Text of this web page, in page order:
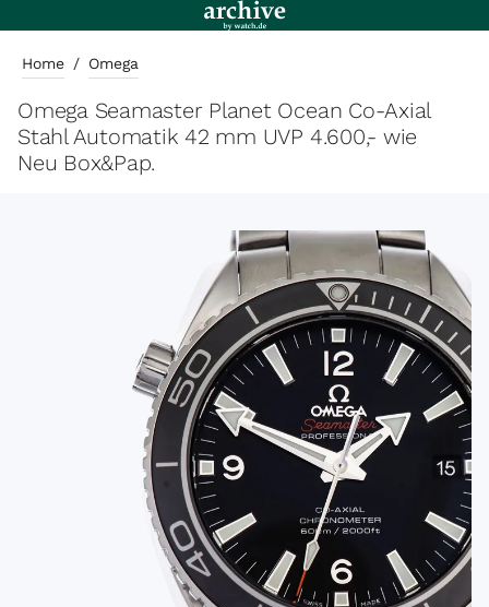
Home / Omega
Omega Seamaster Planet Ocean Co-Axial
Stahl Automatik 42 mm UVP 4.600,- wie
Neu Box&Pap.